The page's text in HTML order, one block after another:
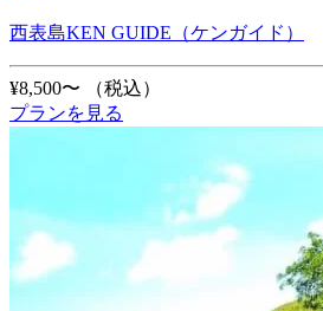
西表島KEN GUIDE（ケンガイド）
¥8,500〜
（税込）
プランを見る